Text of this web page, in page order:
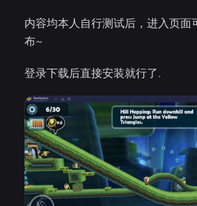
内容均本人自行测试后，进入页面
布~
登录下载后直接安装就行了.